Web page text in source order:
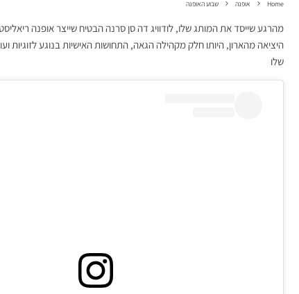
Home אופנה שבוע האופנה
היציאה מהארון, היותו חלק מקהילה הגאה, התחושות האישיות בנוגע
שלו